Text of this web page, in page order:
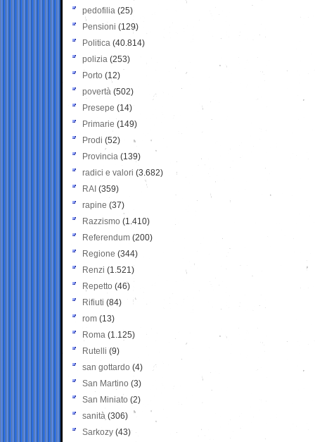
pedofilia (25)
Pensioni (129)
Politica (40.814)
polizia (253)
Porto (12)
povertà (502)
Presepe (14)
Primarie (149)
Prodi (52)
Provincia (139)
radici e valori (3.682)
RAI (359)
rapine (37)
Razzismo (1.410)
Referendum (200)
Regione (344)
Renzi (1.521)
Repetto (46)
Rifiuti (84)
rom (13)
Roma (1.125)
Rutelli (9)
san gottardo (4)
San Martino (3)
San Miniato (2)
sanità (306)
Sarkozy (43)